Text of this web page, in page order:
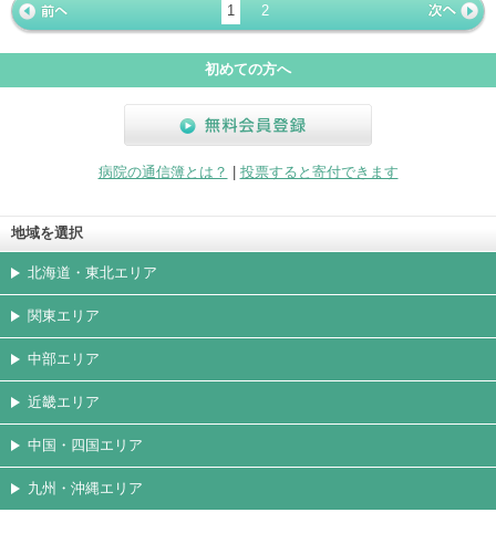
« 前ペー
ジ
1
2
次ページ
»
初めての方へ
病院の通信簿とは？
投票すると寄付できます
地域を選択
北海道・東北エリア
関東エリア
中部エリア
近畿エリア
中国・四国エリア
九州・沖縄エリア